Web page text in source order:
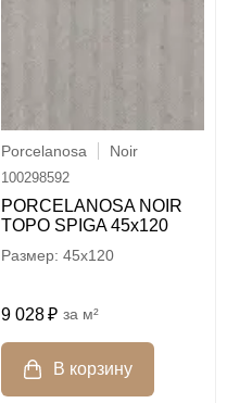
Porcelanosa Noir
100298592
PORCELANOSA NOIR
TOPO SPIGA 45х120
45x120
9 028 м²